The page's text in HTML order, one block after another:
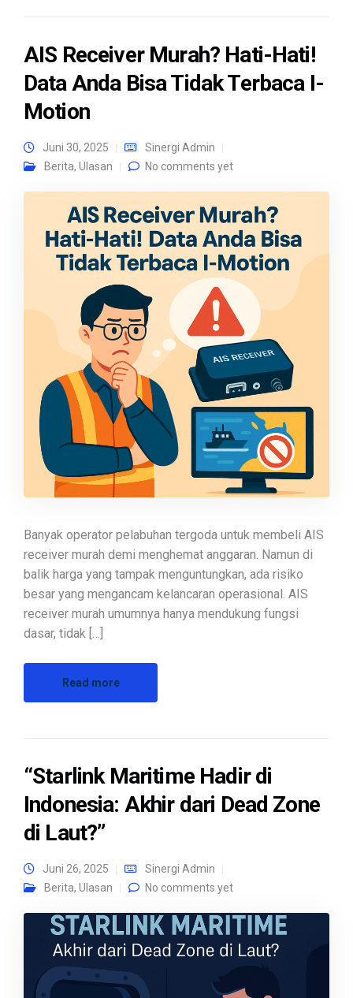
AIS Receiver Murah? Hati-Hati!
Data Anda Bisa Tidak Terbaca I-
Motion
Juni 30, 2025
Sinergi Admin
Berita, Ulasan No comments yet
Banyak operator pelabuhan tergoda untuk membeli AIS
receiver murah demi menghemat anggaran. Namun di
balik harga yang tampak menguntungkan, ada risiko
besar yang mengancam kelancaran operasional. AIS
receiver murah umumnya hanya mendukung fungsi
dasar, tidak […]
Read more
“Starlink Maritime Hadir di
Indonesia: Akhir dari Dead Zone
di Laut?”
Juni 26, 2025
Sinergi Admin
Berita, Ulasan No comments yet